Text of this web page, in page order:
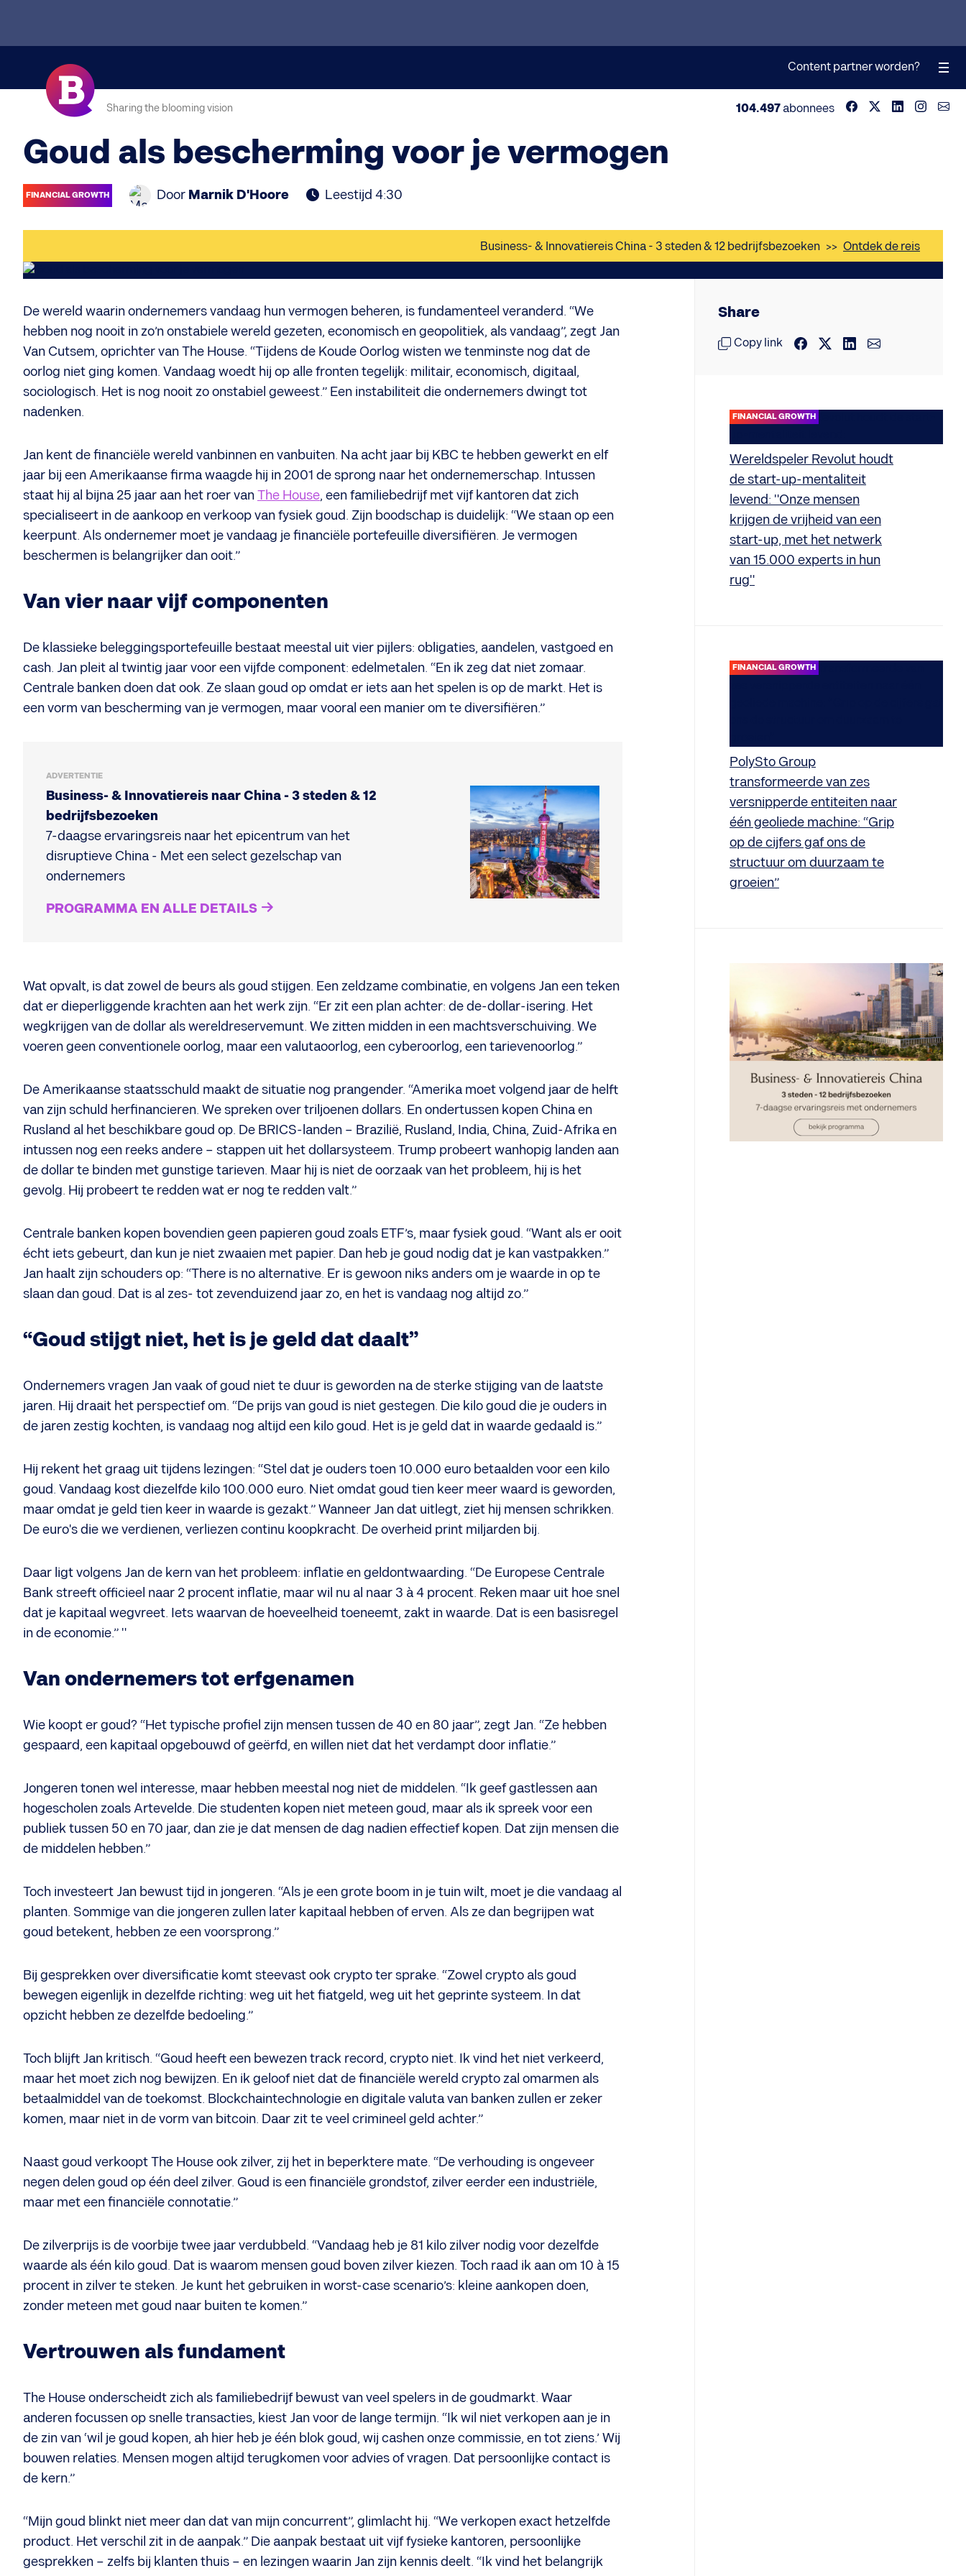
Content partner worden?
Sharing the blooming vision 104.497 abonnees
Goud als bescherming voor je vermogen
FINANCIAL GROWTH Door Marnik D'Hoore Leestijd 4:30
Business- & Innovatiereis China - 3 steden & 12 bedrijfsbezoeken >> Ontdek de reis
De wereld waarin ondernemers vandaag hun vermogen beheren, is fundamenteel veranderd. “We
hebben nog nooit in zo’n onstabiele wereld gezeten, economisch en geopolitiek, als vandaag”, zegt Jan
Van Cutsem, oprichter van The House. “Tijdens de Koude Oorlog wisten we tenminste nog dat de
oorlog niet ging komen. Vandaag woedt hij op alle fronten tegelijk: militair, economisch, digitaal,
sociologisch. Het is nog nooit zo onstabiel geweest.” Een instabiliteit die ondernemers dwingt tot
nadenken.
Jan kent de financiële wereld vanbinnen en vanbuiten. Na acht jaar bij KBC te hebben gewerkt en elf
jaar bij een Amerikaanse firma waagde hij in 2001 de sprong naar het ondernemerschap. Intussen
staat hij al bijna 25 jaar aan het roer vanThe House, een familiebedrijf met vijf kantoren dat zich
specialiseert in de aankoop en verkoop van fysiek goud. Zijn boodschap is duidelijk: “We staan op een
keerpunt. Als ondernemer moet je vandaag je financiële portefeuille diversifiëren. Je vermogen
beschermen is belangrijker dan ooit.”
Van vier naar vijf componenten
De klassieke beleggingsportefeuille bestaat meestal uit vier pijlers: obligaties, aandelen, vastgoed en
cash. Jan pleit al twintig jaar voor een vijfde component: edelmetalen. “En ik zeg dat niet zomaar.
Centrale banken doen dat ook. Ze slaan goud op omdat er iets aan het spelen is op de markt. Het is
een vorm van bescherming van je vermogen, maar vooral een manier om te diversifiëren.”
ADVERTENTIE
Business- & Innovatiereis naar China - 3 steden & 12
bedrijfsbezoeken
7-daagse ervaringsreis naar het epicentrum van het
disruptieve China - Met een select gezelschap van
ondernemers
PROGRAMMA EN ALLE DETAILS
Wat opvalt, is dat zowel de beurs als goud stijgen. Een zeldzame combinatie, en volgens Jan een teken
dat er dieperliggende krachten aan het werk zijn. “Er zit een plan achter: de de-dollar-isering. Het
wegkrijgen van de dollar als wereldreservemunt. We zitten midden in een machtsverschuiving. We
voeren geen conventionele oorlog, maar een valutaoorlog, een cyberoorlog, een tarievenoorlog.”
​De Amerikaanse staatsschuld maakt de situatie nog prangender. “Amerika moet volgend jaar de helft
van zijn schuld herfinancieren. We spreken over triljoenen dollars. En ondertussen kopen China en
Rusland al het beschikbare goud op. De BRICS-landen – Brazilië, Rusland, India, China, Zuid-Afrika en
intussen nog een reeks andere – stappen uit het dollarsysteem. Trump probeert wanhopig landen aan
de dollar te binden met gunstige tarieven. Maar hij is niet de oorzaak van het probleem, hij is het
gevolg. Hij probeert te redden wat er nog te redden valt.”
Centrale banken kopen bovendien geen papieren goud zoals ETF’s, maar fysiek goud. “Want als er ooit
écht iets gebeurt, dan kun je niet zwaaien met papier. Dan heb je goud nodig dat je kan vastpakken.”
Jan haalt zijn schouders op: “There is no alternative. Er is gewoon niks anders om je waarde in op te
slaan dan goud. Dat is al zes- tot zevenduizend jaar zo, en het is vandaag nog altijd zo.”
“Goud stijgt niet, het is je geld dat daalt”
Ondernemers vragen Jan vaak of goud niet te duur is geworden na de sterke stijging van de laatste
jaren. Hij draait het perspectief om. “De prijs van goud is niet gestegen. Die kilo goud die je ouders in
de jaren zestig kochten, is vandaag nog altijd een kilo goud. Het is je geld dat in waarde gedaald is.”
Hij rekent het graag uit tijdens lezingen: “Stel dat je ouders toen 10.000 euro betaalden voor een kilo
goud. Vandaag kost diezelfde kilo 100.000 euro. Niet omdat goud tien keer meer waard is geworden,
maar omdat je geld tien keer in waarde is gezakt.” Wanneer Jan dat uitlegt, ziet hij mensen schrikken.
De euro's die we verdienen, verliezen continu koopkracht. De overheid print miljarden bij.
Daar ligt volgens Jan de kern van het probleem: inflatie en geldontwaarding. “De Europese Centrale
Bank streeft officieel naar 2 procent inflatie, maar wil nu al naar 3 à 4 procent. Reken maar uit hoe snel
dat je kapitaal wegvreet. Iets waarvan de hoeveelheid toeneemt, zakt in waarde. Dat is een basisregel
in de economie.” "
​Van ondernemers tot erfgenamen
​Wie koopt er goud? “Het typische profiel zijn mensen tussen de 40 en 80 jaar”, zegt Jan. “Ze hebben
gespaard, een kapitaal opgebouwd of geërfd, en willen niet dat het verdampt door inflatie.”
Jongeren tonen wel interesse, maar hebben meestal nog niet de middelen. “Ik geef gastlessen aan
hogescholen zoals Artevelde. Die studenten kopen niet meteen goud, maar als ik spreek voor een
publiek tussen 50 en 70 jaar, dan zie je dat mensen de dag nadien effectief kopen. Dat zijn mensen die
de middelen hebben.”
Toch investeert Jan bewust tijd in jongeren. “Als je een grote boom in je tuin wilt, moet je die vandaag al
planten. Sommige van die jongeren zullen later kapitaal hebben of erven. Als ze dan begrijpen wat
goud betekent, hebben ze een voorsprong.”
Bij gesprekken over diversificatie komt steevast ook crypto ter sprake. “Zowel crypto als goud
bewegen eigenlijk in dezelfde richting: weg uit het fiatgeld, weg uit het geprinte systeem. In dat
opzicht hebben ze dezelfde bedoeling.”
Toch blijft Jan kritisch. “Goud heeft een bewezen track record, crypto niet. Ik vind het niet verkeerd,
maar het moet zich nog bewijzen. En ik geloof niet dat de financiële wereld crypto zal omarmen als
betaalmiddel van de toekomst. Blockchaintechnologie en digitale valuta van banken zullen er zeker
komen, maar niet in de vorm van bitcoin. Daar zit te veel crimineel geld achter.”
Naast goud verkoopt The House ook zilver, zij het in beperktere mate. “De verhouding is ongeveer
negen delen goud op één deel zilver. Goud is een financiële grondstof, zilver eerder een industriële,
maar met een financiële connotatie.”
De zilverprijs is de voorbije twee jaar verdubbeld. “Vandaag heb je 81 kilo zilver nodig voor dezelfde
waarde als één kilo goud. Dat is waarom mensen goud boven zilver kiezen. Toch raad ik aan om 10 à 15
procent in zilver te steken. Je kunt het gebruiken in worst-case scenario’s: kleine aankopen doen,
zonder meteen met goud naar buiten te komen.”
Vertrouwen als fundament
The House onderscheidt zich als familiebedrijf bewust van veel spelers in de goudmarkt. Waar
anderen focussen op snelle transacties, kiest Jan voor de lange termijn. “Ik wil niet verkopen aan je in
de zin van ‘wil je goud kopen, ah hier heb je één blok goud, wij cashen onze commissie, en tot ziens.’ Wij
bouwen relaties. Mensen mogen altijd terugkomen voor advies of vragen. Dat persoonlijke contact is
de kern.”
“Mijn goud blinkt niet meer dan dat van mijn concurrent”, glimlacht hij. “We verkopen exact hetzelfde
product. Het verschil zit in de aanpak.” Die aanpak bestaat uit vijf fysieke kantoren, persoonlijke
gesprekken – zelfs bij klanten thuis – en lezingen waarin Jan zijn kennis deelt. “Ik vind het belangrijk
Share
Copy link
FINANCIAL GROWTH
Wereldspeler Revolut houdt
de start-up-mentaliteit
levend: "Onze mensen
krijgen de vrijheid van een
start-up, met het netwerk
van 15.000 experts in hun
rug"
FINANCIAL GROWTH
PolySto Group
transformeerde van zes
versnipperde entiteiten naar
één geoliede machine: “Grip
op de cijfers gaf ons de
structuur om duurzaam te
groeien”